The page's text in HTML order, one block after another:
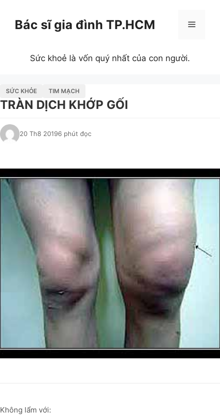
Bác sĩ gia đình TP.HCM Menu
Sức khoẻ là vốn quý nhất của con người.
SỨC KHỎE TIM MẠCH
TRÀN DỊCH KHỚP GỐI
20 Th8 20196 phút đọc
Không lẩm với: